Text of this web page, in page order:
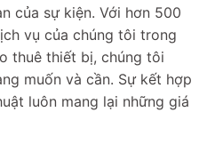
của sự kiện. Với hơn 500
vụ của chúng tôi trong
thuê thiết bị, chúng tôi
muốn và cần. Sự kết hợp
luôn mang lại những giá